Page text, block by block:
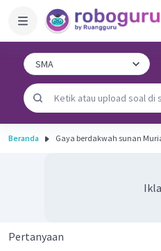
Beranda Gaya berdakwah sunan
Pertanyaan